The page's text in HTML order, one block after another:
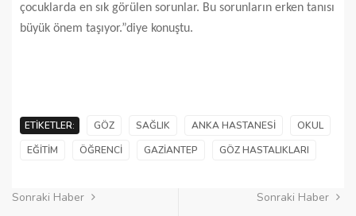
çocuklarda en sık görülen sorunlar. Bu sorunların erken tanısı
büyük önem taşıyor.”diye konuştu.
ETIKETLER: GÖZ SAĞLIK ANKA HASTANESI
OKUL
EĞITIM
ÖĞRENCI GAZIANTEP GÖZ HASTALIKLARI
Sonraki Haber Sonraki Haber